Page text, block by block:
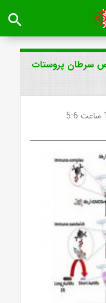
search
سرطان پروستات